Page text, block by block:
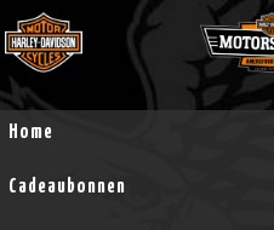
Home
Cadeaubonnen